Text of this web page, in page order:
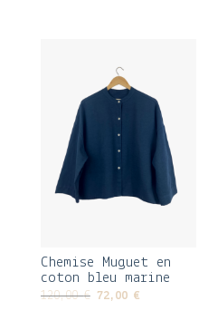
Chemise Muguet en
coton bleu marine
120,00€ Le
72,00 €Le